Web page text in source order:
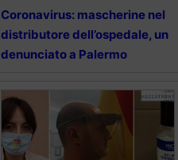
Coronavirus: mascherine nel
distributore dell’ospedale, un
denunciato a Palermo